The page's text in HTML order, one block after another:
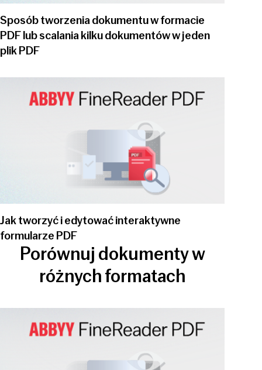
Sposób tworzenia dokumentu w formacie
PDF lub scalania kilku dokumentów w jeden
plik PDF
Jak tworzyć i edytować interaktywne
formularze PDF
Porównuj dokumenty w
różnych formatach